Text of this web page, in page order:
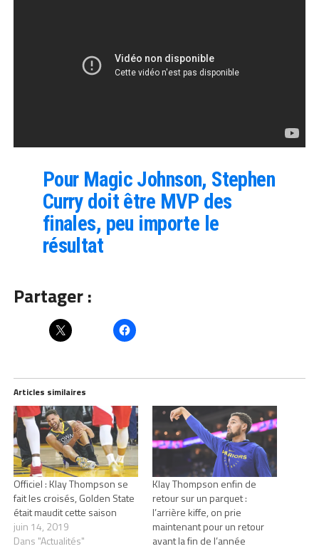
Pour Magic Johnson, Stephen
Curry doit être MVP des
finales, peu importe le
résultat
Partager :
Articles similaires
Officiel : Klay Thompson se
fait les croisés, Golden State
était maudit cette saison
juin 14, 2019
Dans "Actualités"
Klay Thompson enfin de
retour sur un parquet :
l’arrière kiffe, on prie
maintenant pour un retour
avant la fin de l’année